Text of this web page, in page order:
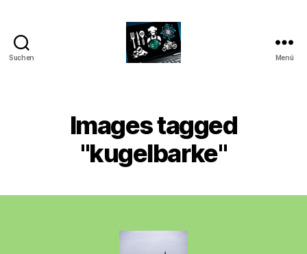
Suchen Menü
Images tagged
"kugelbarke"